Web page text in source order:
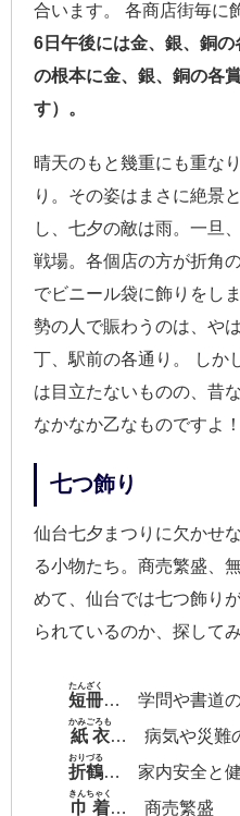
合います。 各商店街毎に
6日午後には金、銀、銅
の根本に金、銀、銅の各
す）。
晴天のもと幾重にも重な
り。その姿はまさに絶景
し、七夕の敵は雨。一旦
戦場。各個店の方が折角
でビニール袋に飾りをし
勢の人で賑わうのは、や
丁、駅前の各通り。 しか
は目立たないものの、昔
なかなか乙なものですよ！
七つ飾り
仙台七夕まつりに欠かせ
る小物たち。商売繁盛、
めて、仙台では七つ飾り
られているのか、探して
短冊
たんざく
… 学問や書道
紙衣
かみごろも
… 病気や災難
折鶴
おりづる
… 家内安全と健
巾着
きんちゃく
… 商売繁盛